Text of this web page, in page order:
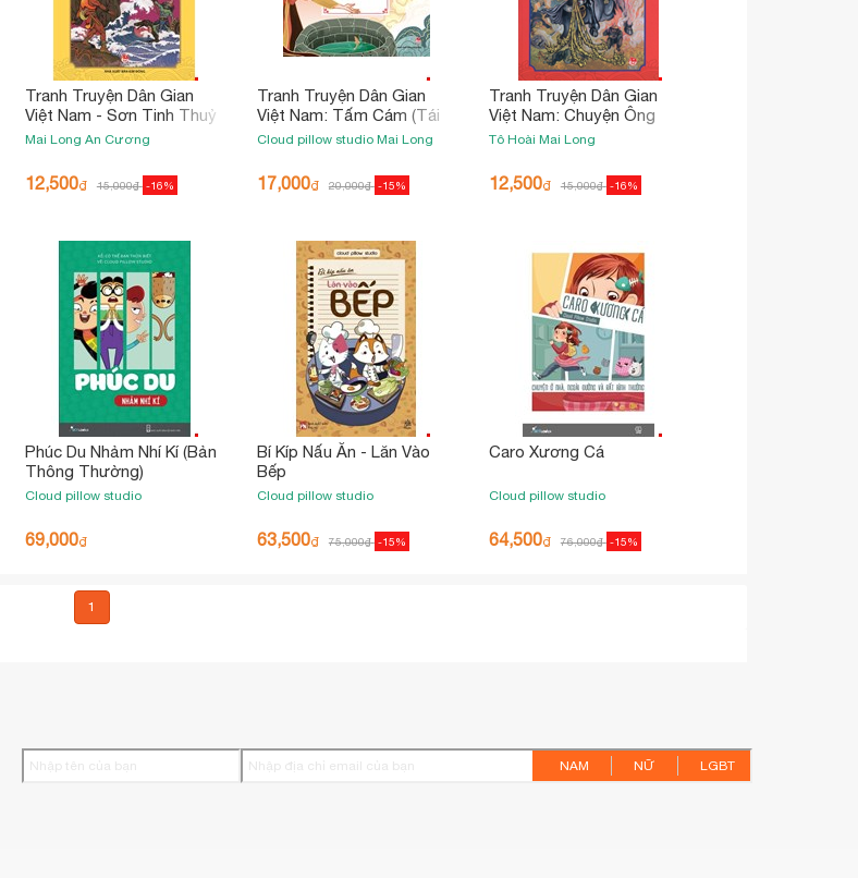
Tranh Truyện Dân Gian
Việt Nam - Sơn Tinh Thuỷ
Tinh (Tái Bản 2019)
Mai Long An Cương
12,500₫ 15,000₫ -16%
Tranh Truyện Dân Gian
Việt Nam: Tấm Cám (Tái
Bản 2020)
Cloud pillow studio Mai Long
17,000₫ 20,000₫ -15%
Tranh Truyện Dân Gian
Việt Nam: Chuyện Ông
Gióng (Tái Bản 2018)
Tô Hoài Mai Long
12,500₫ 15,000₫ -16%
Phúc Du Nhảm Nhí Kí (Bản
Thông Thường)
Cloud pillow studio
69,000₫
Bí Kíp Nấu Ăn - Lăn Vào
Bếp
Cloud pillow studio
63,500₫ 75,000₫ -15%
Caro Xương Cá
Cloud pillow studio
64,500₫ 76,000₫ -15%
1
NAM NỮ LGBT